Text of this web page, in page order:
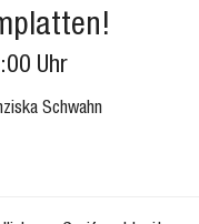
Schwahn